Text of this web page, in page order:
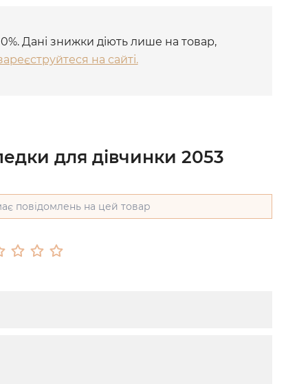
Дані знижки діють лише на товар,
на сайті.
для дівчинки 2053
повідомлень на цей товар